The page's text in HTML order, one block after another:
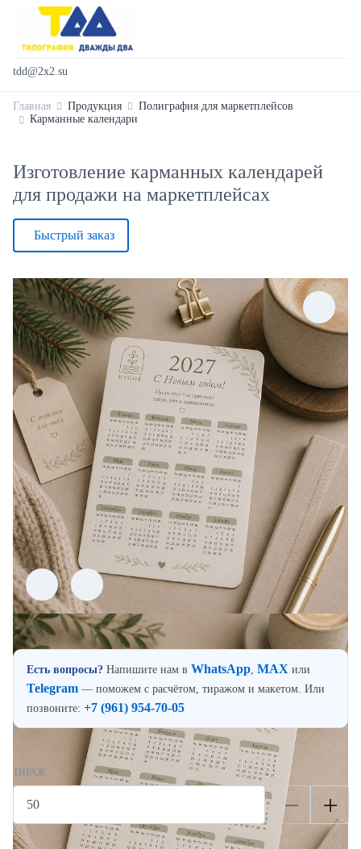
tdd@2x2.su
Главная Продукция
Полиграфия для маркетплейсов
Карманные календари
Изготовление карманных календарей
для продажи на маркетплейсах
Быстрый заказ
Есть вопросы? Напишите нам в WhatsApp, MAX или
Telegram — поможем с расчётом, тиражом и макетом. Или
позвоните: +7 (961) 954-70-05
ТИРАЖ